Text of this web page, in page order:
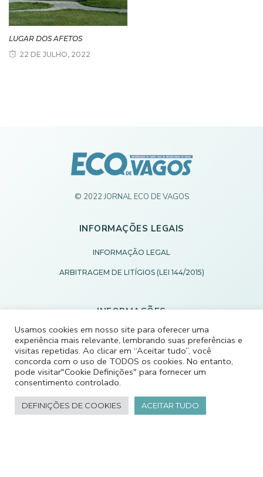
LUGAR DOS AFETOS
22 DE JULHO, 2022
© 2022 JORNAL ECO DE VAGOS
INFORMAÇÕES LEGAIS
INFORMAÇÃO LEGAL
ARBITRAGEM DE LITÍGIOS (LEI 144/2015)
INFORMAÇÕES
ESTATUTO EDITORIAL
FICHA TÉCNICA
CONTACTE-NOS
R. Padre Vicente Maria da Rocha 512,
Usamos cookies em nosso site para oferecer uma
experiência mais relevante, lembrando suas preferências e
visitas repetidas. Ao clicar em “Aceitar tudo”, você
concorda com o uso de TODOS os cookies. No entanto,
pode visitar"Cookie Definições" para fornecer um
consentimento controlado.
DEFINIÇÕES DE COOKIES ACEITAR TUDO